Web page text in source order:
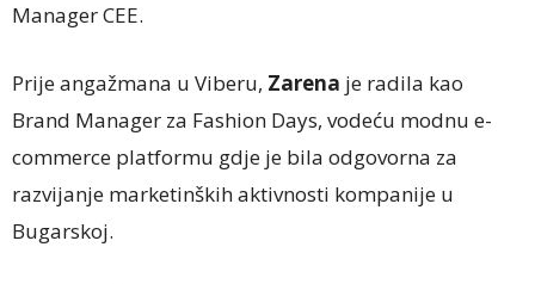
Manager CEE.
Prije angažmana u Viberu, Zarena je radila kao
Brand Manager za Fashion Days, vodeću modnu e-
commerce platformu gdje je bila odgovorna za
razvijanje marketinških aktivnosti kompanije u
Bugarskoj.